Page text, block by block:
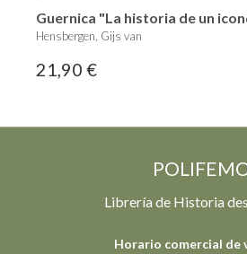
Guernica "La historia de un
Hensbergen, Gijs van
21,90 €
Librería de Historia
Horario comercial de